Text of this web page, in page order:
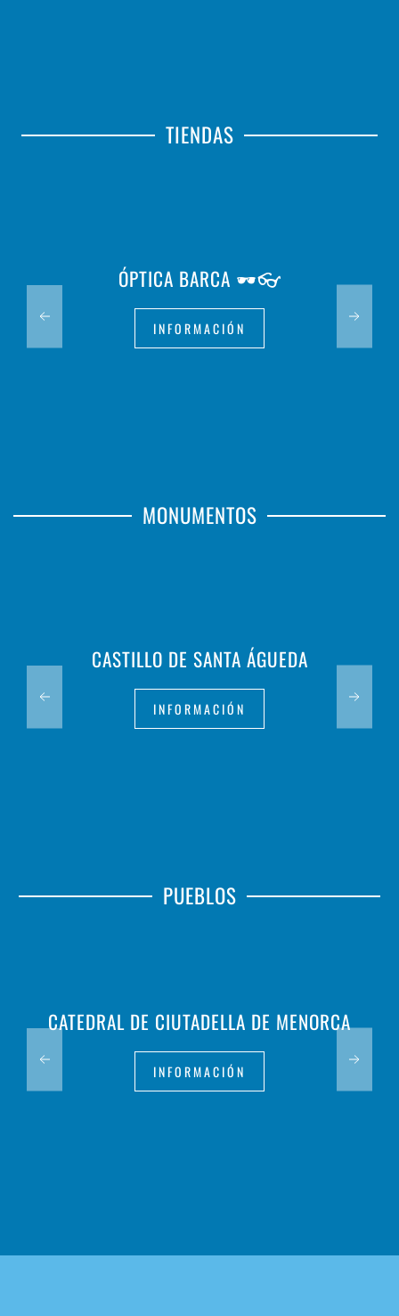
TIENDAS
ÓPTICA BARCA 🕶️👓
INFORMACIÓN
MONUMENTOS
CASTILLO DE SANTA ÁGUEDA
INFORMACIÓN
PUEBLOS
CATEDRAL DE CIUTADELLA DE MENORCA
INFORMACIÓN